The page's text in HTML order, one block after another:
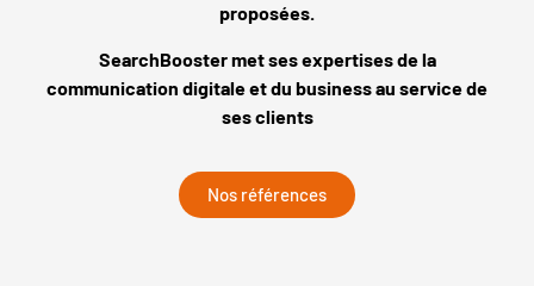
proposées.
SearchBooster met ses expertises de la
communication digitale et du business au service de
ses clients
Nos références